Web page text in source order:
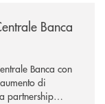
Banca
Banca con
di
partnership